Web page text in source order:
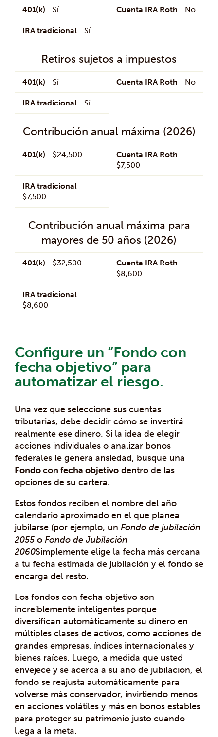
401(k) Sí Cuenta IRA Roth No
IRA tradicional Sí
Retiros sujetos a impuestos
401(k) Sí Cuenta IRA Roth No
IRA tradicional Sí
Contribución anual máxima (2026)
401(k) $24,500
Cuenta IRA Roth
$7,500
IRA tradicional
$7,500
Contribución anual máxima para
mayores de 50 años (2026)
401(k) $32,500
Cuenta IRA Roth
$8,600
IRA tradicional
$8,600
Configure un “Fondo con
fecha objetivo” para
automatizar el riesgo.
Una vez que seleccione sus cuentas
tributarias, debe decidir cómo se invertirá
realmente ese dinero. Si la idea de elegir
acciones individuales o analizar bonos
federales le genera ansiedad, busque una
Fondo con fecha objetivo dentro de las
opciones de su cartera.
Estos fondos reciben el nombre del año
calendario aproximado en el que planea
jubilarse (por ejemplo, un Fondo de jubilación
2055 o Fondo de Jubilación
2060Simplemente elige la fecha más cercana
a tu fecha estimada de jubilación y el fondo se
encarga del resto.
Los fondos con fecha objetivo son
increíblemente inteligentes porque
diversifican automáticamente su dinero en
múltiples clases de activos, como acciones de
grandes empresas, índices internacionales y
bienes raíces. Luego, a medida que usted
envejece y se acerca a su año de jubilación, el
fondo se reajusta automáticamente para
volverse más conservador, invirtiendo menos
en acciones volátiles y más en bonos estables
para proteger su patrimonio justo cuando
llega a la meta.